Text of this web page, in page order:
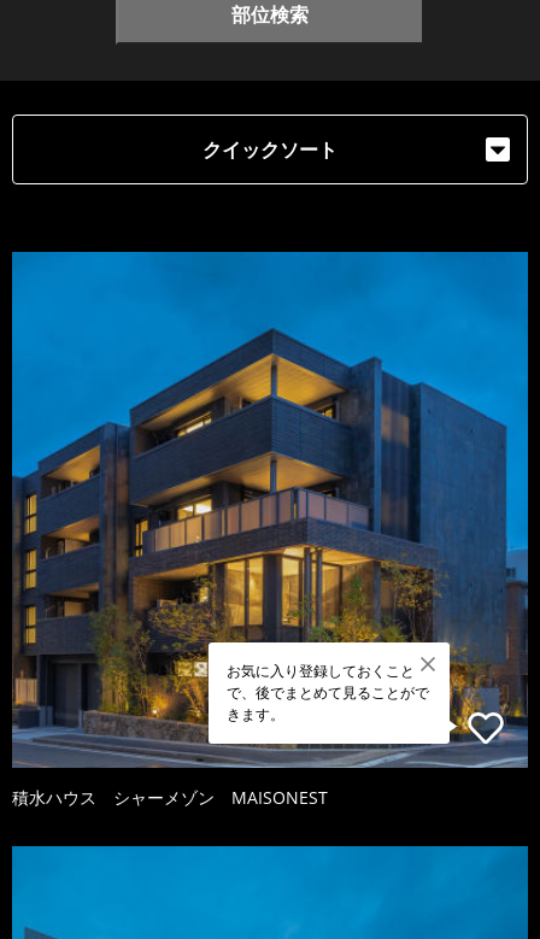
部位検索
クイックソート
お気に入り登録しておくこと
で、後でまとめて見ることがで
きます。
積水ハウス シャーメゾン MAISONEST